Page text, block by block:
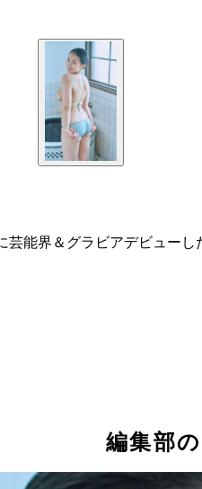
能界＆グラビアデビュー
編集部